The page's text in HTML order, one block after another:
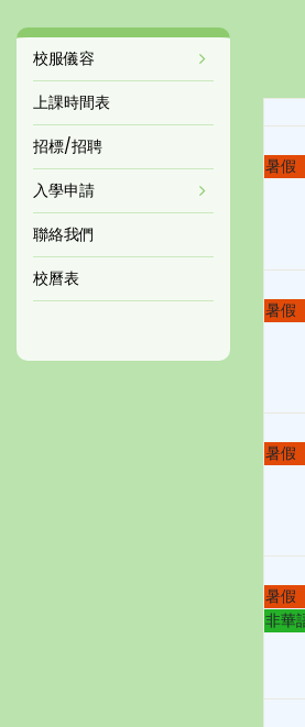
校服儀容
上課時間表
招標/招聘
入學申請
聯絡我們
校曆表
暑假
暑假
暑假
暑假
非華